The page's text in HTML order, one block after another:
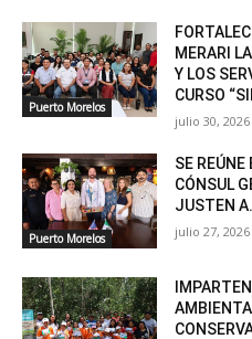
Puerto Morelos
MERARI
Y LOS
CURSO
julio 30, 2026
Puerto Morelos
SE REÚNE
CÓNSUL
JUSTEN
julio 27, 2026